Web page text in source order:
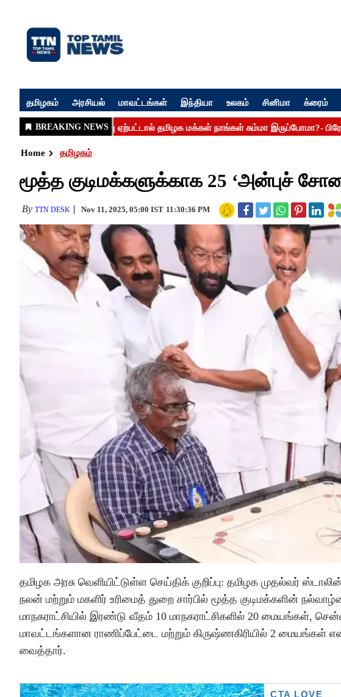
தமிழகம் அரசியல் மாவட்டங்கள் இந்தியா உலகம் சினிமா க்ரைம்
Home தமிழகம்
மூத்த குடிமக்களுக்காக 25 ‘அன்புச்
By TTN DESK Nov 11, 2025, 05:00 IST 11:30:36 PM
தமிழக அரசு வெளியிட்டுள்ள செய்திக் குறிப்பு: தமிழக முதல்வர்
நலன் மற்றும் மகளிர் உரிமைத் துறை சார்பில் மூத்த குடிமக்களின்
மாநகராட்சியில் இரண்டு வீதம் 10 மாநகராட்சிகளில் 20 மையங்கள்,
மாவட்டங்களான ராணிப்பேட்டை மற்றும் கிருஷ்ணகிரியில் 2
வைத்தார்.